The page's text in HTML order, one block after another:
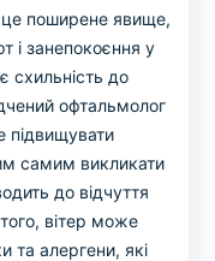
це поширене явище,
і занепокоєння у
схильність до
офтальмолог
підвищувати
самим викликати
до відчуття
вітер може
та алергени, які